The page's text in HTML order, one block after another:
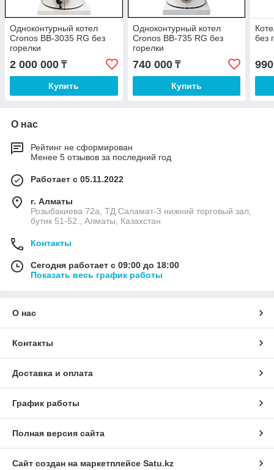
Одноконтурный котел
Cronos BB-3035 RG без
горелки
2 000 000 ₸
Купить
Одноконтурный котел
Cronos BB-735 RG без
горелки
740 000₸
Купить
без
О нас
Рейтинг не сформирован
Менее 5 отзывов за последний год
Работает с 05.11.2022
г. Алматы
Розыбакиева 72а, ТД Саламат-3 нижний торговый зал,
бутик 51-52., Алматы, Казахстан
Контакты
Сегодня работает с 09:00 до 18:00
Показать весь график работы
О нас
Контакты
Доставка и оплата
График работы
Полная версия сайта
Сайт создан на маркетплейсе Satu.kz